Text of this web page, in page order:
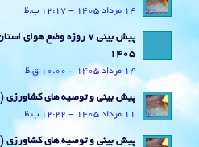
14 مرداد 1405 - 12:17 ب.ظ
1405
14 مرداد 1405 - 10:00 ق.ظ
پیش بینی و توصیه های کشاورزی (11 مرداد ۱۴۰۵)
11 مرداد 1405 - 12:22 ب.ظ
پیش بینی و توصیه های کشاورزی (7 مرداد ۱۴۰۵)